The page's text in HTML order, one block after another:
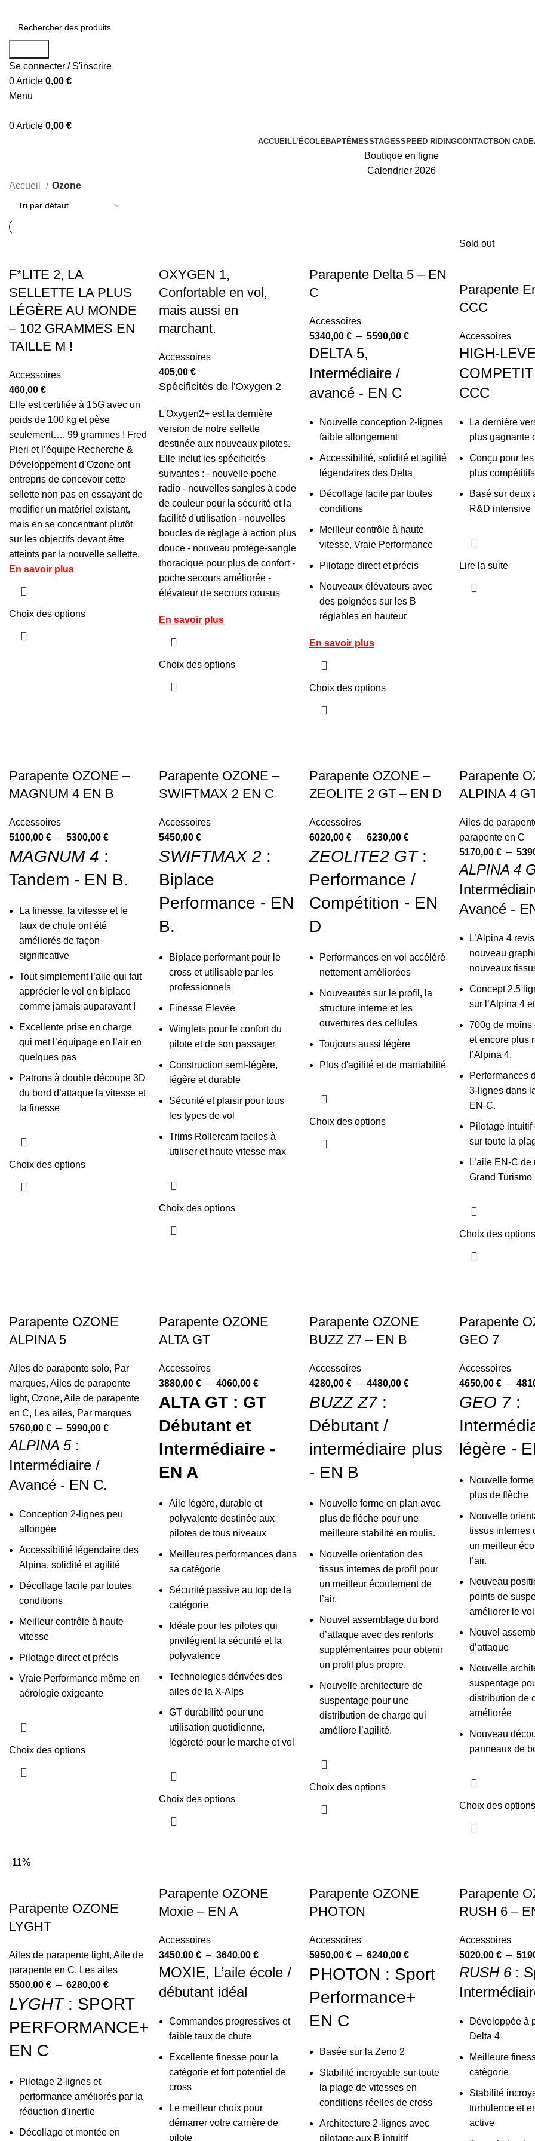
Se connecter / S'inscrire
0Article 0,00 €
Menu
0Article 0,00 €
ACCUEILL’ÉCOLEBAPTÊMESSTAGESSPEED RIDINGCONTACTBON
Boutique en ligne
Calendrier 2026
Accueil Ozone
F*LITE 2, LA
SELLETTE LA PLUS
LÉGÈRE AU MONDE
– 102 GRAMMES EN
TAILLE M !
Accessoires
460,00 €
Elle est certifiée à 15G avec un
poids de 100 kg et pèse
seulement…. 99 grammes ! Fred
Pieri et l’équipe Recherche &
Développement d’Ozone ont
entrepris de concevoir cette
sellette non pas en essayant de
modifier un matériel existant,
mais en se concentrant plutôt
sur les objectifs devant être
atteints par la nouvelle sellette.
En savoir plus
Choix des options
OXYGEN 1,
Confortable en vol,
mais aussi en
marchant.
Accessoires
405,00€
Spécificités de l'Oxygen 2
L'Oxygen2+ est la dernière
version de notre sellette
destinée aux nouveaux pilotes.
Elle inclut les spécificités
suivantes : - nouvelle poche
radio - nouvelles sangles à code
de couleur pour la sécurité et la
facilité d'utilisation - nouvelles
boucles de réglage à action plus
douce - nouveau protège-sangle
thoracique pour plus de confort -
poche secours améliorée -
élévateur de secours cousus
En savoir plus
Choix des options
Parapente Delta 5 – EN
C
Accessoires
5340,00 € – 5590,00 €
DELTA 5,
Intermédiaire /
avancé - EN C
Nouvelle conception 2-lignes
faible allongement
Accessibilité, solidité et agilité
légendaires des Delta
Décollage facile par toutes
conditions
Meilleur contrôle à haute
vitesse, Vraie Performance
Pilotage direct et précis
Nouveaux élévateurs avec
des poignées sur les B
réglables en hauteur
En savoir plus
Choix des options
Sold out
Parapente
CCC
Accessoires
HIGH-
CCC
La dernière
plus gagnante
Conçu pour
plus
Basé sur deux
R&D intensive
Lire la suite
Parapente OZONE –
MAGNUM 4 EN B
Accessoires
5100,00 € – 5300,00 €
MAGNUM 4 :
Tandem - EN B.
La finesse, la vitesse et le
taux de chute ont été
améliorés de façon
significative
Tout simplement l’aile qui fait
apprécier le vol en biplace
comme jamais auparavant !
Excellente prise en charge
qui met l’équipage en l’air en
quelques pas
Patrons à double découpe 3D
du bord d’attaque la vitesse et
la finesse
Choix des options
Parapente OZONE –
SWIFTMAX 2 EN C
Accessoires
5450,00€
SWIFTMAX 2 :
Biplace
Performance - EN
B.
Biplace performant pour le
cross et utilisable par les
professionnels
Finesse Elevée
Winglets pour le confort du
pilote et de son passager
Construction semi-légère,
légère et durable
Sécurité et plaisir pour tous
les types de vol
Trims Rollercam faciles à
utiliser et haute vitesse max
Choix des options
Parapente OZONE –
ZEOLITE 2 GT – EN D
Accessoires
6020,00 € – 6230,00 €
ZEOLITE2 GT :
Performance /
Compétition - EN
D
Performances en vol accéléré
nettement améliorées
Nouveautés sur le profil, la
structure interne et les
ouvertures des cellules
Toujours aussi légère
Plus d'agilité et de maniabilité
Choix des options
Parapente
ALPINA 4
Ailes de
parapente en C
5170,00€ –
ALPINA 4
Avancé -
L’Alpina 4
nouveau
nouveaux
Concept 2.5
sur l’Alpina 4
700g de moins
et encore plus
l’Alpina 4.
Performances
3-lignes dans
EN-C.
Pilotage intuitif
sur toute la
L’aile EN-C
Grand Turismo
Choix des options
Parapente OZONE
ALPINA 5
Ailes de parapente solo, Par
marques, Ailes de parapente
light, Ozone, Aile de parapente
en C, Les ailes, Par marques
5760,00 € – 5990,00 €
ALPINA 5:
Intermédiaire /
Avancé - EN C.
Conception 2-lignes peu
allongée
Accessibilité légendaire des
Alpina, solidité et agilité
Décollage facile par toutes
conditions
Meilleur contrôle à haute
vitesse
Pilotage direct et précis
Vraie Performance même en
aérologie exigeante
Choix des options
Parapente OZONE
ALTA GT
Accessoires
3880,00€ – 4060,00€
ALTA GT : GT
Débutant et
Intermédiaire -
EN A
Aile légère, durable et
polyvalente destinée aux
pilotes de tous niveaux
Meilleures performances dans
sa catégorie
Sécurité passive au top de la
catégorie
Idéale pour les pilotes qui
privilégient la sécurité et la
polyvalence
Technologies dérivées des
ailes de la X-Alps
GT durabilité pour une
utilisation quotidienne,
légèreté pour le marche et vol
Choix des options
Parapente OZONE
BUZZ Z7 – EN B
Accessoires
4280,00 € – 4480,00 €
BUZZ Z7 :
Débutant /
intermédiaire plus
- EN B
Nouvelle forme en plan avec
plus de flèche pour une
meilleure stabilité en roulis.
Nouvelle orientation des
tissus internes de profil pour
un meilleur écoulement de
l’air.
Nouvel assemblage du bord
d’attaque avec des renforts
supplémentaires pour obtenir
un profil plus propre.
Nouvelle architecture de
suspentage pour une
distribution de charge qui
améliore l’agilité.
Choix des options
Parapente
GEO 7
Accessoires
4650,00€ –
GEO 7:
légère -
Nouvelle
plus de flèche
Nouvelle
tissus internes
un meilleur
l’air.
Nouveau
points de
améliorer le
Nouvel
d’attaque
Nouvelle
suspentage
distribution de
améliorée
Nouveau
panneaux de
Choix des options
-11%
Parapente OZONE
LYGHT
Ailes de parapente light, Aile de
parapente en C, Les ailes
5500,00 € – 6280,00 €
LYGHT : SPORT
PERFORMANCE+
EN C
Pilotage 2-lignes et
performance améliorés par la
réduction d’inertie
Décollage et montée en
Parapente OZONE
Moxie – EN A
Accessoires
3450,00€ – 3640,00€
MOXIE, L’aile école /
débutant idéal
Commandes progressives et
faible taux de chute
Excellente finesse pour la
catégorie et fort potentiel de
cross
Le meilleur choix pour
démarrer votre carrière de
pilote
Parapente OZONE
PHOTON
Accessoires
5950,00 € – 6240,00 €
PHOTON : Sport
Performance+
EN C
Basée sur la Zeno 2
Stabilité incroyable sur toute
la plage de vitesses en
conditions réelles de cross
Architecture 2-lignes avec
pilotage aux B intuitif
Parapente
RUSH 6 –
Accessoires
5020,00€ –
RUSH 6:
Développée à
Delta 4
Meilleure
catégorie
Stabilité
turbulence et
active